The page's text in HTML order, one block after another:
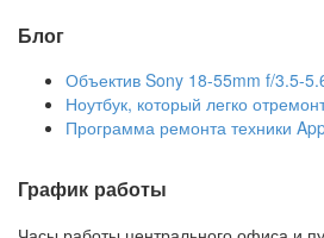
Блог
Объектив Sony 18-55mm f/3.5-
Ноутбук, который легко
Программа ремонта техники
График работы